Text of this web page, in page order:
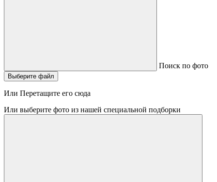
Поиск по фото
Выберите файл
Или Перетащите его сюда
Или выберите фото из нашей специальной подборки